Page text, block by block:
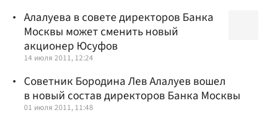
Алалуева в совете директоров Банка
Москвы может сменить новый
акционер Юсуфов
14 июля 2011, 12:24
Советник Бородина Лев Алалуев вошел
в новый состав директоров Банка Москвы
01 июля 2011, 11:48